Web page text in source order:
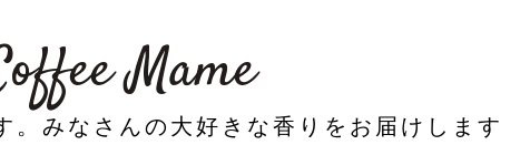
Mame
みなさんの大好きな香りをお届けします